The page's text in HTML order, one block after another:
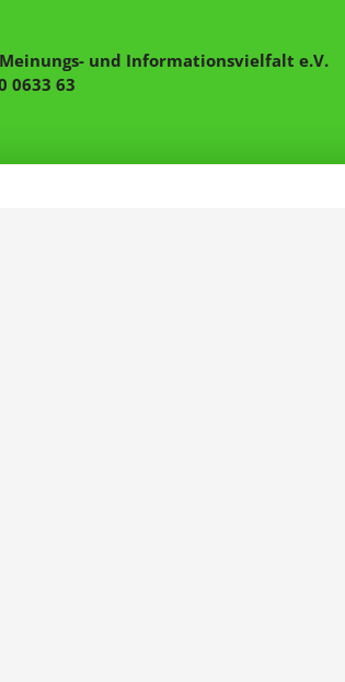
und Informationsvielfalt e.V.
0633 63